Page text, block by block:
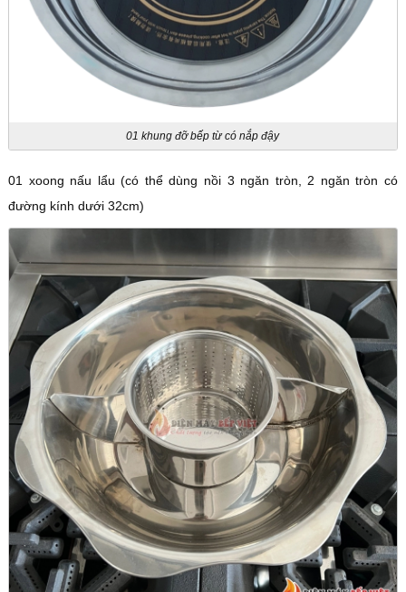
01 khung đỡ bếp từ có nắp đậy
01 xoong nấu lẩu (có thể dùng nồi 3 ngăn tròn, 2 ngăn tròn có
đường kính dưới 32cm)